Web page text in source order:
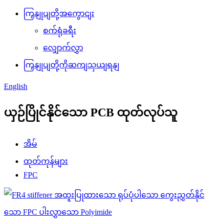
ကြှနျုပျတို့အကွောငျး
စက်ရုံခရီး
လျှောက်လွှာ
ကြှနျုပျတို့ကိုဆကျသှယျရနျ
English
ယှဉ်ပြိုင်နိုင်သော PCB ထုတ်လုပ်သူ
အိမ်
ထုတ်ကုန်များ
FPC